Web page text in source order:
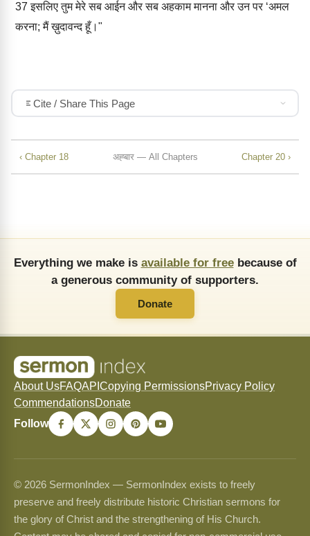
37 इसलिए तुम मेरे सब आईन और सब अहकाम मानना और उन पर ‘अमल
करना; मैं ख़ुदावन्द हूँ।"
Cite / Share This Page
‹ Chapter 18 अह्बार — All Chapters Chapter 20 ›
Everything we make is available for freebecause of
a generous community of supporters.
Donate
About UsFAQAPI Copying PermissionsPrivacy Policy
CommendationsDonate
Follow
© 2026 SermonIndex — SermonIndex exists to freely
preserve and freely distribute historic Christian sermons for
the glory of Christ and the strengthening of His Church.